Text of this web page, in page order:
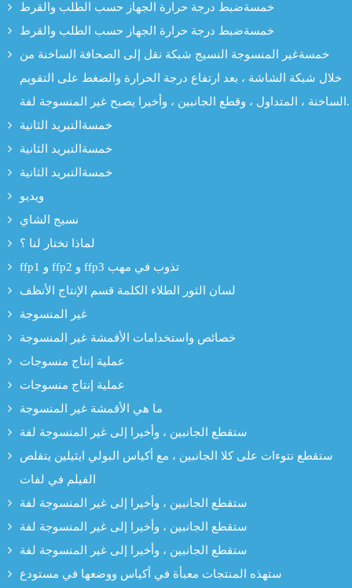
خمسةضبط درجة حرارة الجهاز حسب الطلب والقرط
خمسةضبط درجة حرارة الجهاز حسب الطلب والقرط
خمسةغير المنسوجة النسيج شبكة نقل إلى الصحافة الساخنة من
خلال شبكة الشاشة ، بعد ارتفاع درجة الحرارة والضغط على التقويم
الساخنة ، المتداول ، وقطع الجانبين ، وأخيرا يصبح غير المنسوجة لفة.
خمسةالتبريد الثانية
خمسةالتبريد الثانية
خمسةالتبريد الثانية
ويديو
نسيج الشاي
لماذا تختار لنا ؟
ffp1 و ffp2 و ffp3 تذوب في مهب
لسان الثور الطلاء الكلمة قسم الإنتاج الأنظف
غير المنسوجة
خصائص واستخدامات الأقمشة غير المنسوجة
عملية إنتاج منسوجات
عملية إنتاج منسوجات
ما هي الأقمشة غير المنسوجة
ستقطع الجانبين ، وأخيرا إلى غير المنسوجة لفة
ستقطع نتوءات على كلا الجانبين ، مع أكياس البولي ايثيلين يتقلص
الفيلم في لفات
ستقطع الجانبين ، وأخيرا إلى غير المنسوجة لفة
ستقطع الجانبين ، وأخيرا إلى غير المنسوجة لفة
ستقطع الجانبين ، وأخيرا إلى غير المنسوجة لفة
ستهذه المنتجات معبأة في أكياس ووضعها في مستودع